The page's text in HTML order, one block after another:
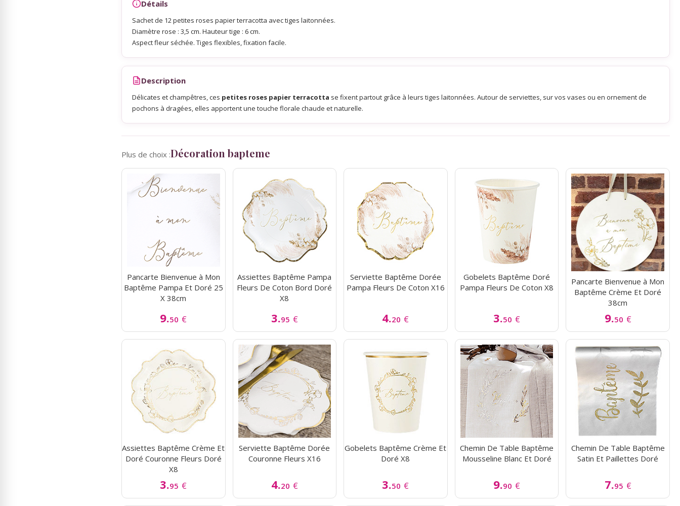
Détails
Sachet de 12 petites roses papier terracotta avec tiges laitonnées.
Diamètre rose : 3,5 cm. Hauteur tige : 6 cm.
Aspect fleur séchée. Tiges flexibles, fixation facile.
Description
Délicates et champêtres, ces petites roses papier terracotta se fixent partout grâce à leurs tiges laitonnées. Autour de serviettes, sur vos vases ou en ornement de
pochons à dragées, elles apportent une touche florale chaude et naturelle.
Plus de choix :Décoration bapteme
Pancarte Bienvenue à Mon
Baptême Pampa Et Doré 25
X 38cm
9.50 €
Assiettes Baptême Pampa
Fleurs De Coton Bord Doré
X8
3.95 €
Serviette Baptême Dorée
Pampa Fleurs De Coton X16
4.20 €
Gobelets Baptême Doré
Pampa Fleurs De Coton X8
3.50 €
Pancarte Bienvenue à Mon
Baptême Crème Et Doré
38cm
9.50 €
Assiettes Baptême Crème Et
Doré Couronne Fleurs Doré
X8
3.95 €
Serviette Baptême Dorée
Couronne Fleurs X16
4.20 €
Gobelets Baptême Crème Et
Doré X8
3.50 €
Chemin De Table Baptême
Mousseline Blanc Et Doré
9.90 €
Chemin De Table Baptême
Satin Et Paillettes Doré
7.95 €